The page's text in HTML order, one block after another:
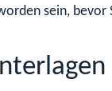
sein,